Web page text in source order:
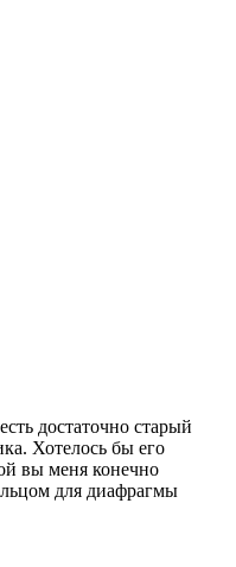
достаточно старый
Хотелось бы его
вы меня конечно
для диафрагмы